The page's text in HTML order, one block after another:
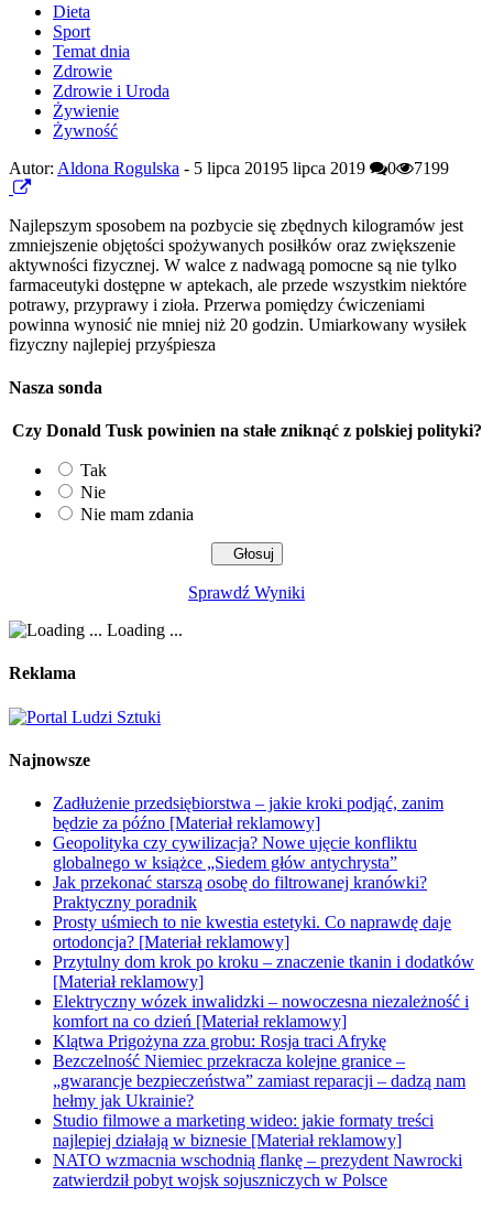
Dieta
Sport
Temat dnia
Zdrowie
Zdrowie i Uroda
Żywienie
Żywność
Autor: Aldona Rogulska - 5 lipca 20195 lipca 2019 0 7199
Najlepszym sposobem na pozbycie się zbędnych kilogramów jest
zmniejszenie objętości spożywanych posiłków oraz zwiększenie
aktywności fizycznej. W walce z nadwagą pomocne są nie tylko
farmaceutyki dostępne w aptekach, ale przede wszystkim niektóre
potrawy, przyprawy i zioła. Przerwa pomiędzy ćwiczeniami
powinna wynosić nie mniej niż 20 godzin. Umiarkowany wysiłek
fizyczny najlepiej przyśpiesza
Nasza sonda
Czy Donald Tusk powinien na stałe zniknąć z polskiej polityki?
Tak
Nie
Nie mam zdania
Sprawdź Wyniki
Loading ...
Reklama
Najnowsze
Zadłużenie przedsiębiorstwa – jakie kroki podjąć, zanim
będzie za późno [Materiał reklamowy]
Geopolityka czy cywilizacja? Nowe ujęcie konfliktu
globalnego w książce „Siedem głów antychrysta”
Jak przekonać starszą osobę do filtrowanej kranówki?
Praktyczny poradnik
Prosty uśmiech to nie kwestia estetyki. Co naprawdę daje
ortodoncja? [Materiał reklamowy]
Przytulny dom krok po kroku – znaczenie tkanin i dodatków
[Materiał reklamowy]
Elektryczny wózek inwalidzki – nowoczesna niezależność i
komfort na co dzień [Materiał reklamowy]
Klątwa Prigożyna zza grobu: Rosja traci Afrykę
Bezczelność Niemiec przekracza kolejne granice –
„gwarancje bezpieczeństwa” zamiast reparacji – dadzą nam
hełmy jak Ukrainie?
Studio filmowe a marketing wideo: jakie formaty treści
najlepiej działają w biznesie [Materiał reklamowy]
NATO wzmacnia wschodnią flankę – prezydent Nawrocki
zatwierdził pobyt wojsk sojuszniczych w Polsce